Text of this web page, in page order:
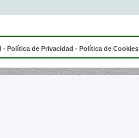
- Política de Privacidad - Política de Cookies